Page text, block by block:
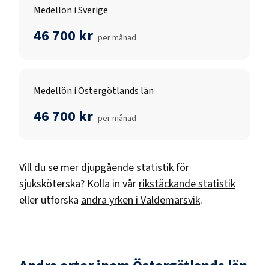
Medellön i Sverige
46 700 kr per månad
Medellön i Östergötlands län
46 700 kr per månad
Vill du se mer djupgående statistik för
sjuksköterska? Kolla in vår rikstäckande statistik
eller utforska andra yrken i Valdemarsvik.